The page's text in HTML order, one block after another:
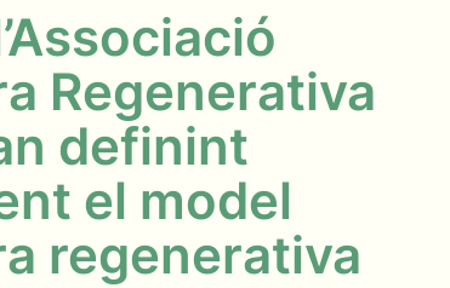
Regenerativa
definint
el model
regenerativa